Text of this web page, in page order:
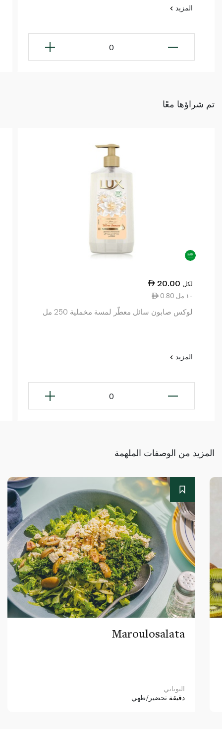
المزيد
0
تم شراؤها معًا
20.00 لكل
0.80 ١٠ مل
لوكس صابون سائل معطّر لمسة مخملية 250 مل
المزيد
0
المزيد من الوصفات الملهمة
Maroulosalata
اليوناني
دقيقة تحضير/طهي